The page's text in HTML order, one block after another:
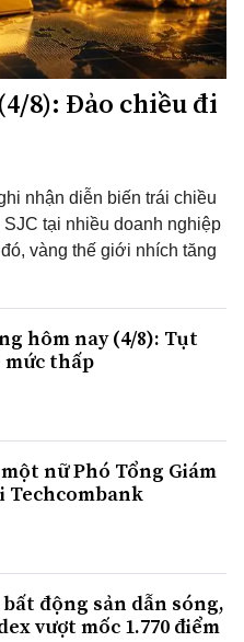
8): Đảo chiều đi
nhận diễn biến trái chiều
tại nhiều doanh nghiệp
vàng thế giới nhích tăng
hôm nay (4/8): Tụt
mức thấp
nữ Phó Tổng Giám
Techcombank
động sản dẫn sóng,
vượt mốc 1.770 điểm